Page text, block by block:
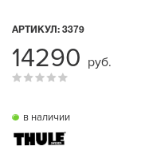
АРТИКУЛ: 3379
14290 руб.
в наличии